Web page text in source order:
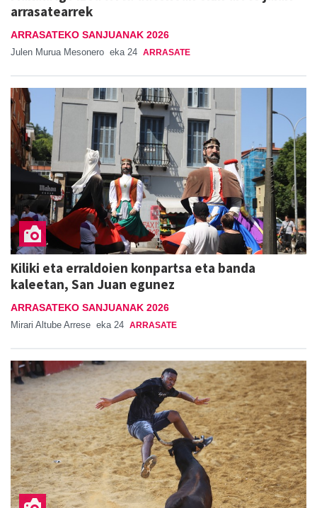
arrasatearrek
ARRASATEKO SANJUANAK 2026
Julen Murua Mesonero eka 24 ARRASATE
Kiliki eta erraldoien konpartsa eta banda
kaleetan, San Juan egunez
ARRASATEKO SANJUANAK 2026
Mirari Altube Arrese eka 24 ARRASATE